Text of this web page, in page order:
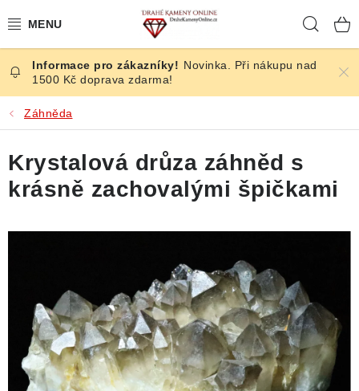
na
ČESKÉ KAMENY
ŠPERKY
KAMENY ZE SVĚTA
BROUŠENÉ
SLEVY
KRYSTALY
ČLÁNKY
Novinka. Při nákupu nad
1500 Kč doprava zdarma!
Záhněda
Krystalová drůza záhněd s
krásně zachovalými špičkami